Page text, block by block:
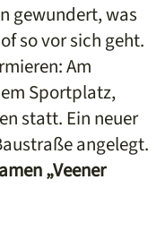
gewundert, was
so vor sich geht.
Am
Sportplatz,
statt. Ein neuer
angelegt.
„Veener